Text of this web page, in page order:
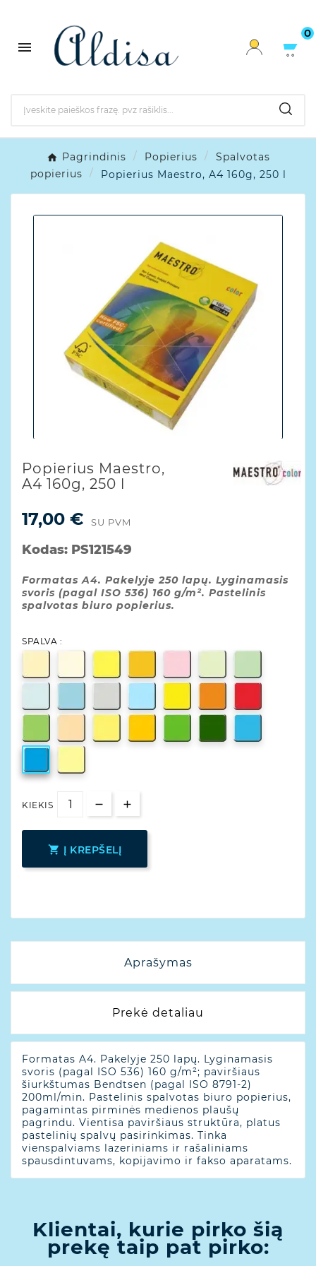

0
Pagrindinis Popierius
Spalvotas
popierius
Popierius Maestro, A4 160g, 250 l
Popierius Maestro,
A4 160g, 250 l
17,00 € SU PVM
Kodas: PS121549
Formatas A4. Pakelyje 250 lapų. Lyginamasis
svoris (pagal ISO 536) 160 g/m². Pastelinis
spalvotas biuro popierius.
SPALVA :
KIEKIS
 Į KREPŠELĮ
Aprašymas
Prekė detaliau
Formatas A4. Pakelyje 250 lapų. Lyginamasis
svoris (pagal ISO 536) 160 g/m²; paviršiaus
šiurkštumas Bendtsen (pagal ISO 8791-2)
200ml/min. Pastelinis spalvotas biuro popierius,
pagamintas pirminės medienos plaušų
pagrindu. Vientisa paviršiaus struktūra, platus
pastelinių spalvų pasirinkimas. Tinka
vienspalviams lazeriniams ir rašaliniams
spausdintuvams, kopijavimo ir fakso aparatams.
Klientai, kurie pirko šią
prekę taip pat pirko: